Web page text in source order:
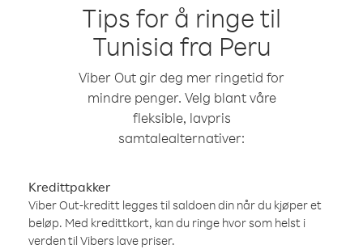
Tips for å ringe til
Tunisia fra Peru
Viber Out gir deg mer ringetid for
mindre penger. Velg blant våre
fleksible, lavpris
samtalealternativer:
Kredittpakker
Viber Out-kreditt legges til saldoen din når du kjøper et
beløp. Med kredittkort, kan du ringe hvor som helst i
verden til Vibers lave priser.